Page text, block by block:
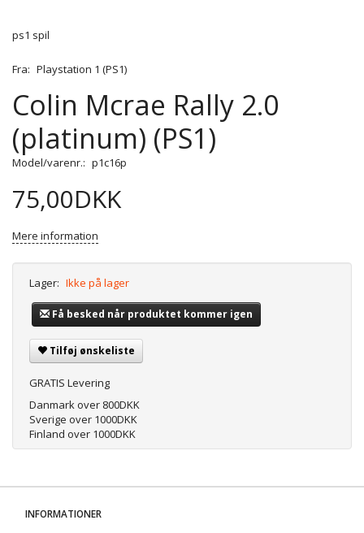
ps1 spil
Fra: Playstation 1 (PS1)
Colin Mcrae Rally 2.0
(platinum) (PS1)
Model/varenr.: p1c16p
75,00DKK
Mere information
Lager: Ikke på lager
Få besked når produktet kommer igen
Tilføj ønskeliste
GRATIS Levering
Danmark over 800DKK
Sverige over 1000DKK
Finland over 1000DKK
INFORMATIONER